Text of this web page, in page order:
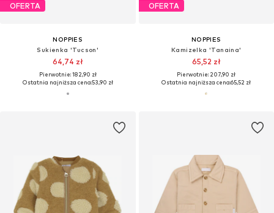
OFERTA
NOPPIES
Sukienka 'Tucson'
64,74 zł
Pierwotnie: 182,90 zł
Ostatnia najniższa cena:53,90 zł
OFERTA
NOPPIES
Kamizelka 'Tanaina'
65,52 zł
Pierwotnie: 207,90 zł
Ostatnia najniższa cena:65,52 zł